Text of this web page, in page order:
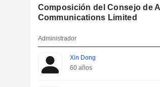
Composición del Consejo de
Communications Limited
Administrador
Xin Dong
60 años